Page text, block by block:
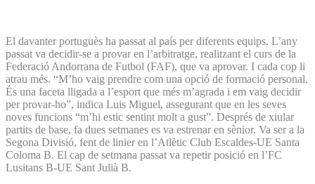
El davanter portuguès ha passat al país per diferents equips. L’any
passat va decidir-se a provar en l’arbitratge, realitzant el curs de la
Federació Andorrana de Futbol (FAF), que va aprovar. I cada cop li
atrau més. “M’ho vaig prendre com una opció de formació personal.
És una faceta lligada a l’esport que més m’agrada i em vaig decidir
per provar-ho”, indica Luis Miguel, assegurant que en les seves
noves funcions “m’hi estic sentint molt a gust”. Després de xiular
partits de base, fa dues setmanes es va estrenar en sènior. Va ser a la
Segona Divisió, fent de linier en l’Atlètic Club Escaldes-UE Santa
Coloma B. El cap de setmana passat va repetir posició en l’FC
Lusitans B-UE Sant Julià B.